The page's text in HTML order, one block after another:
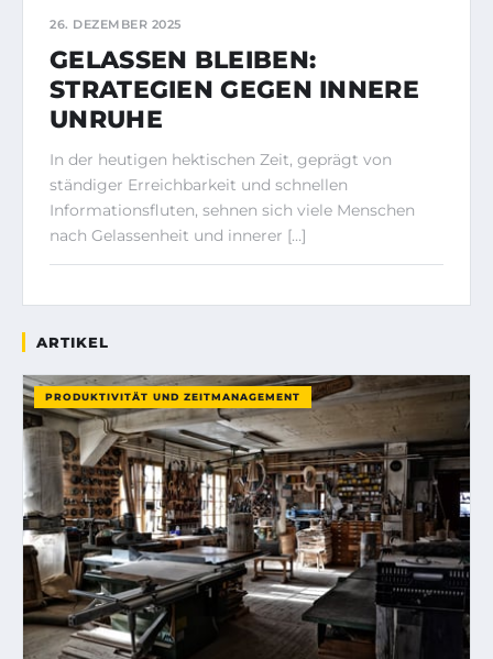
26. DEZEMBER 2025
GELASSEN BLEIBEN:
STRATEGIEN GEGEN INNERE
UNRUHE
In der heutigen hektischen Zeit, geprägt von
ständiger Erreichbarkeit und schnellen
Informationsfluten, sehnen sich viele Menschen
nach Gelassenheit und innerer […]
ARTIKEL
PRODUKTIVITÄT UND ZEITMANAGEMENT